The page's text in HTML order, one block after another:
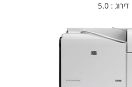
דירוג : 5.0